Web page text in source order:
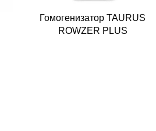
Гомогенизатор TAURUS
ROWZER PLUS